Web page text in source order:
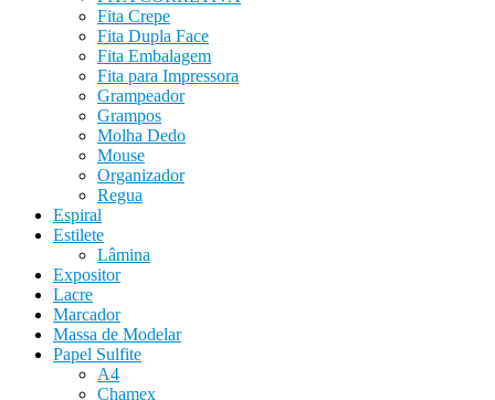
Fita Crepe
Fita Dupla Face
Fita Embalagem
Fita para Impressora
Grampeador
Grampos
Molha Dedo
Mouse
Organizador
Regua
Espiral
Estilete
Lâmina
Expositor
Lacre
Marcador
Massa de Modelar
Papel Sulfite
A4
Chamex